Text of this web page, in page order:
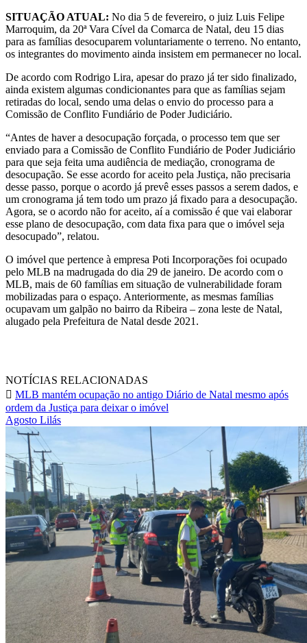
SITUAÇÃO ATUAL: No dia 5 de fevereiro, o juiz Luis Felipe
Marroquim, da 20ª Vara Cível da Comarca de Natal, deu 15 dias
para as famílias desocuparem voluntariamente o terreno. No entanto,
os integrantes do movimento ainda insistem em permanecer no local.
De acordo com Rodrigo Lira, apesar do prazo já ter sido finalizado,
ainda existem algumas condicionantes para que as famílias sejam
retiradas do local, sendo uma delas o envio do processo para a
Comissão de Conflito Fundiário de Poder Judiciário.
“Antes de haver a desocupação forçada, o processo tem que ser
enviado para a Comissão de Conflito Fundiário de Poder Judiciário
para que seja feita uma audiência de mediação, cronograma de
desocupação. Se esse acordo for aceito pela Justiça, não precisaria
desse passo, porque o acordo já prevê esses passos a serem dados, e
um cronograma já tem todo um prazo já fixado para a desocupação.
Agora, se o acordo não for aceito, aí a comissão é que vai elaborar
esse plano de desocupação, com data fixa para que o imóvel seja
desocupado”, relatou.
O imóvel que pertence à empresa Poti Incorporações foi ocupado
pelo MLB na madrugada do dia 29 de janeiro. De acordo com o
MLB, mais de 60 famílias em situação de vulnerabilidade foram
mobilizadas para o espaço. Anteriormente, as mesmas famílias
ocupavam um galpão no bairro da Ribeira – zona leste de Natal,
alugado pela Prefeitura de Natal desde 2021.
NOTÍCIAS RELACIONADAS
MLB mantém ocupação no antigo Diário de Natal mesmo após
ordem da Justiça para deixar o imóvel
Agosto Lilás